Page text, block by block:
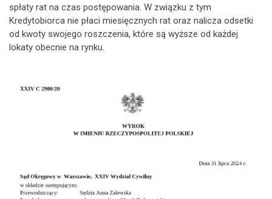
spłaty rat na czas postępowania. W związku z tym
Kredytobiorca nie płaci miesięcznych rat oraz nalicza odsetki
od kwoty swojego roszczenia, które są wyższe od każdej
lokaty obecnie na rynku.